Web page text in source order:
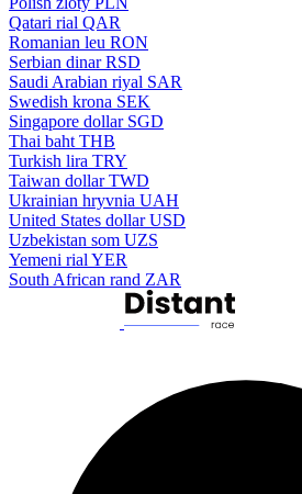
Qatari rial QAR
Romanian leu RON
Serbian dinar RSD
Saudi Arabian riyal SAR
Swedish krona SEK
Singapore dollar SGD
Thai baht THB
Turkish lira TRY
Taiwan dollar TWD
Ukrainian hryvnia UAH
United States dollar USD
Uzbekistan som UZS
Yemeni rial YER
South African rand ZAR